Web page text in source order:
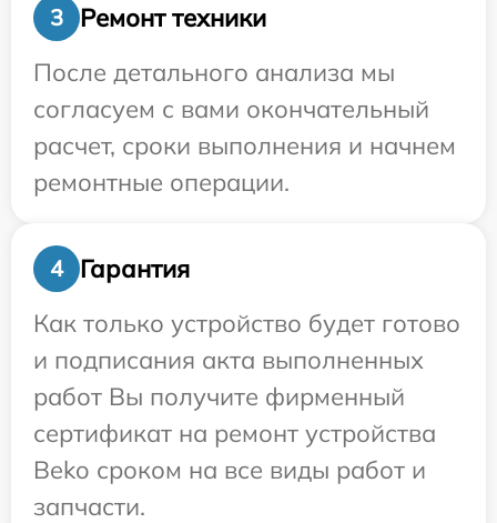
3
Ремонт техники
После детального анализа мы
согласуем с вами окончательный
расчет, сроки выполнения и начнем
ремонтные операции.
4
Гарантия
Как только устройство будет готово
и подписания акта выполненных
работ Вы получите фирменный
сертификат на ремонт устройства
Beko сроком на все виды работ и
запчасти.